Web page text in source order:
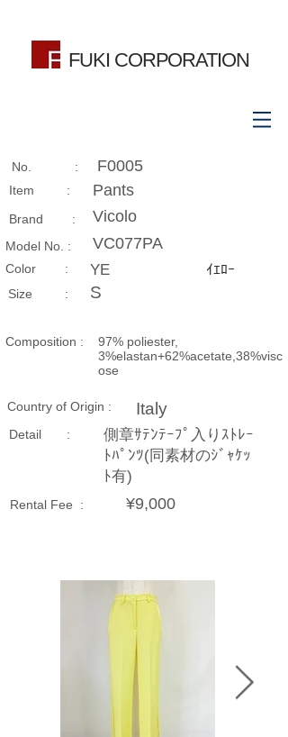
FUKI CORPORATION
No. : F0005
Item : Pants
Brand : Vicolo
Model No. : VC077PA
​Color : YE ｲｴﾛｰ
Size​ : S
Composition​ :
97% poliester,
3%elastan+62%acetate,38%visc
ose
Country of Origin : Italy
Detail :
側章ｻﾃﾝﾃｰﾌﾟ入りｽﾄﾚｰ
ﾄﾊﾟﾝﾂ(同素材のｼﾞｬｹｯ
ﾄ有)
Rental Fee : ¥9,000